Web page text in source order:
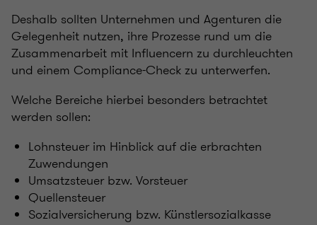
Deshalb sollten Unternehmen und Agenturen die
Gelegenheit nutzen, ihre Prozesse rund um die
Zusammenarbeit mit Influencern zu durchleuchten
und einem Compliance-Check zu unterwerfen.
Welche Bereiche hierbei besonders betrachtet
werden sollen:
Lohnsteuer im Hinblick auf die erbrachten
Zuwendungen
Umsatzsteuer bzw. Vorsteuer
Quellensteuer
Sozialversicherung bzw. Künstlersozialkasse